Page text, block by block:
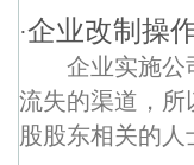
·企业改制操
企业实施公
流失的渠道，所
股股东相关的